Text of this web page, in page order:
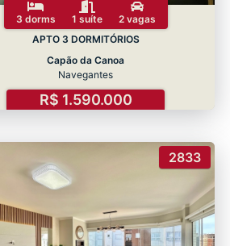
3 dorms 1 suíte
2 vagas
APTO 3 DORMITÓRIOS
Capão da Canoa
Navegantes
R$ 1.590.000
2833